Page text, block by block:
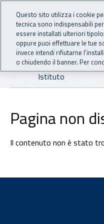
Vai al menu principale
Vai al contenuto principale
INAIL -
Navigazione
Istituto
Pagina non
Il contenuto non è stato
Questo sito utilizza i cookie
tecnica sono indispensabili
essere installati ulteriori
oppure puoi effettuare le tue
invece intendi rifiutarne
o chiudendo il banner. Per